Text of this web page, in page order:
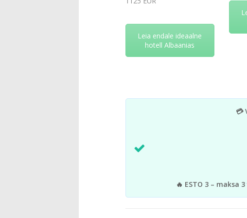
Leia endale ideaalne
hotell Albaanias
💳
🔥 ESTO 3 – maksa